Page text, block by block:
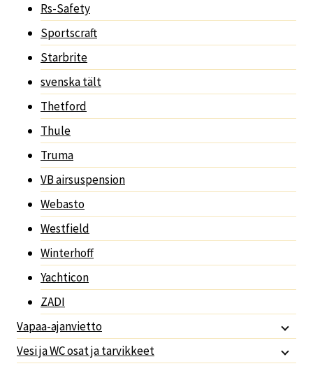
Rs-Safety
Sportscraft
Starbrite
svenska tält
Thetford
Thule
Truma
VB airsuspension
Webasto
Westfield
Winterhoff
Yachticon
ZADI
Vapaa-ajanvietto
Vesi ja WC osat ja tarvikkeet